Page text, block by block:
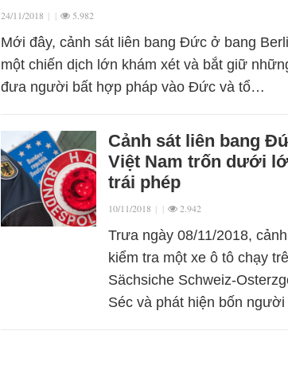
24/11/2018 | | 5.982
Mới đây, cảnh sát liên bang Đức ở bang
một chiến dịch lớn khám xét và bắt giữ
đưa người bất hợp pháp vào Đức và tổ…
Cảnh sát liên bang
Việt Nam trốn dưới
trái phép
10/11/2018 | | 2.942
Trưa ngày 08/11/2018,
kiểm tra một xe ô tô chạy
Sächsiche Schweiz-
Séc và phát hiện bốn